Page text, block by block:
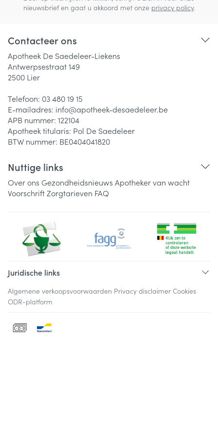
nieuwsbrief en gaat u akkoord met onze privacy policy.
Contacteer ons
Apotheek De Saedeleer-Liekens
Antwerpsestraat 149
2500 Lier
Telefoon: 03 480 19 15
E-mailadres: info@apotheek-desaedeleer.be
APB nummer: 122104
Apotheek titularis: Pol De Saedeleer
BTW nummer: BE0404041820
Nuttige links
Over ons Gezondheidsnieuws Apotheker van wacht
VoorschriftZorgtarieven FAQ
Juridische links
Algemene verkoopsvoorwaarden Privacy disclaimer Cookies
ODR-platform